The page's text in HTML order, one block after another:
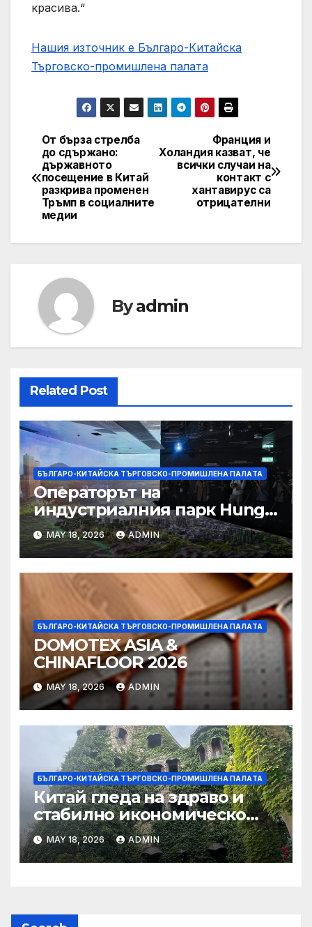
красива.“
Нашия източник е Българо-Китайска
Търговско-промишлена палaта
Post
navigation
Франция и
Холандия казват, че
всички случаи на
контакт с
хантавирус са
отрицателни
От бърза стрелба
до сдържано:
държавното
посещение в Китай
разкрива променен
Тръмп в социалните
медии
Byadmin
Related Post
БЪЛГАРО-КИТАЙСКА ТЪРГОВСКО-ПРОМИШЛЕНА ПАЛAТА
Операторът на
индустриалния парк Hung
Shui Kiu разглежда
издаването на облигации,
намаляване на данъците за
фирмите
MAY 18, 2026 ADMIN
БЪЛГАРО-КИТАЙСКА ТЪРГОВСКО-ПРОМИШЛЕНА ПАЛAТА
DOMOTEX ASIA &
CHINAFLOOR 2026
MAY 18, 2026 ADMIN
БЪЛГАРО-КИТАЙСКА ТЪРГОВСКО-ПРОМИШЛЕНА ПАЛAТА
Китай гледа на здраво и
стабилно икономическо
сътрудничество със САЩ
MAY 18, 2026 ADMIN